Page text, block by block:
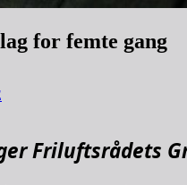
for femte gang
Friluftsrådets